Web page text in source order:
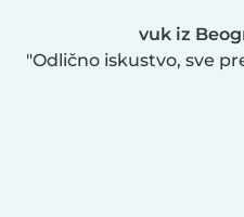
vuk iz
Odlično iskustvo, sve